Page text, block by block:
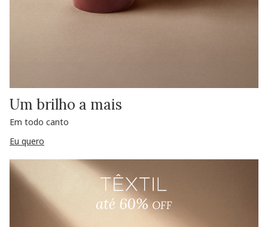
Um brilho a mais
Em todo canto
Eu quero